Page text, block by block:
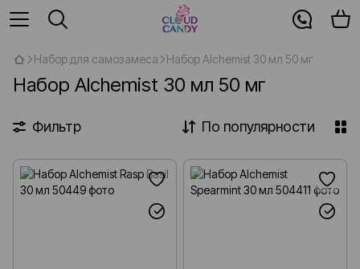
Набор для самозамеса Набор Alchemist 30 мл 50 мг
Набор Alchemist 30 мл 50 мг
Фильтр По популярности